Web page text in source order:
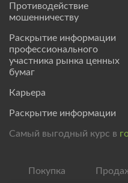
Противодействие
мошенничеству
Раскрытие информации
профессионального
участника рынка ценных
бумаг
Карьера
Раскрытие информации
Самый выгодный курс в